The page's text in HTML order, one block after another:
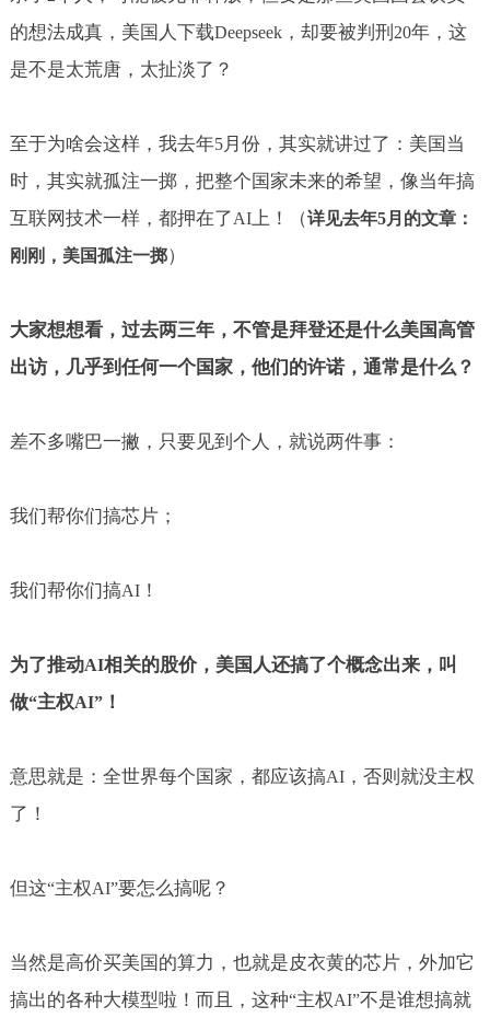
的想法成真，美国人下载Deepseek，却要被判刑 20年，这
是不是太荒唐，太扯淡了？
至于为啥会这样，我去年5月份，其实就讲过了：美国当
时，其实就孤注一掷，把整个国家未来的希望，像当年搞
互联网技术一样，都押在了AI上！（详见去年5月的文章：
刚刚，美国孤注一掷）
大家想想看，过去两三年，不管是拜登还是什么美国高管
出访，几乎到任何一个国家，他们的许诺，通常是什么？
差不多嘴巴一撇，只要见到个人，就说两件事：
我们帮你们搞芯片；
我们帮你们搞AI！
为了推动AI相关的股价，美国人还搞了个概念出来，叫
做“主权AI”！
意思就是：全世界每个国家，都应该搞AI，否则就没主权
了！
但这“主权AI”要怎么搞呢？
当然是高价买美国的算力，也就是皮衣黄的芯片，外加它
搞出的各种大模型啦！而且，这种“主权AI”不是谁想搞就